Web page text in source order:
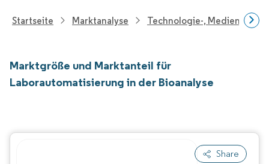
Startseite Marktanalyse Technologie-, Medien- Und
Marktgröße und Marktanteil für
Laborautomatisierung in der Bioanalyse
Share